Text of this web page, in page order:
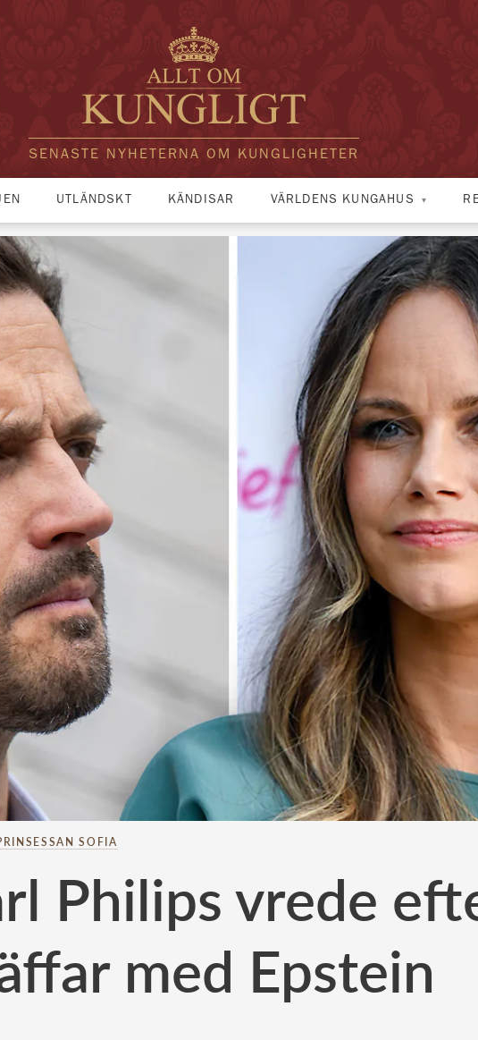
SENASTE NYHETERNA OM KUNGLIGHETER
UTLÄNDSKT KÄNDISAR VÄRLDENS KUNGAHUS
SOFIA
Philips vrede
med Epstein